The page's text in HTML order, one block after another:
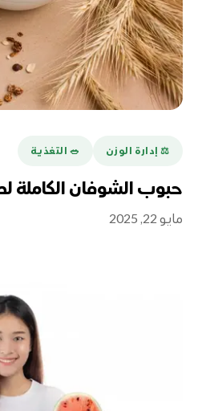
⚖️ إدارة الوزن 🥗 التغذية
حبوب الشوفان الكاملة
مايو 22, 2025